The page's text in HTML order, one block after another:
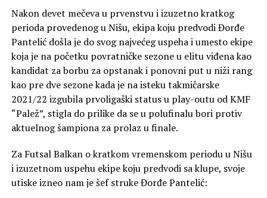
Nakon devet mečeva u prvenstvu i izuzetno kratkog
perioda provedenog u Nišu, ekipa koju predvodi Đorđe
Pantelić došla je do svog najvećeg uspeha i umesto ekipe
koja je na početku povratničke sezone u elitu viđena kao
kandidat za borbu za opstanak i ponovni put u niži rang
kao pre dve sezone kada je na isteku takmičarske
2021/22 izgubila prvoligaški status u play-outu od KMF
“Palež”, stigla do prilike da se u polufinalu bori protiv
aktuelnog šampiona za prolaz u finale.
Za Futsal Balkan o kratkom vremenskom periodu u Nišu
i izuzetnom uspehu ekipe koju predvodi sa klupe, svoje
utiske izneo nam je šef struke Đorđe Pantelić: